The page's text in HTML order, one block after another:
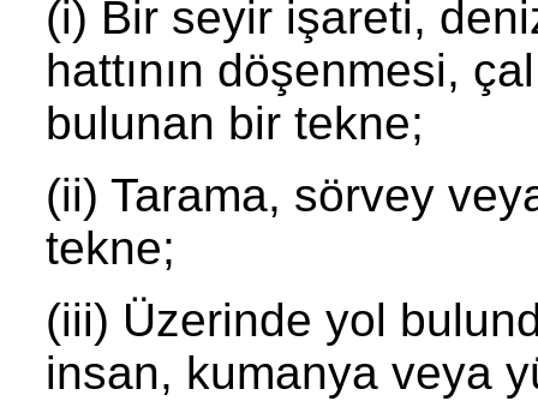
(i) Bir seyir işareti,
hattının döşenmesi,
bulunan bir tekne;
(ii) Tarama, sörvey
tekne;
(iii) Üzerinde yol
insan, kumanya veya